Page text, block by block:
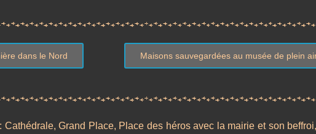
dans le Nord Maisons sauvegardées au musée de plein
: Cathédrale, Grand Place, Place des héros avec la mairie et son